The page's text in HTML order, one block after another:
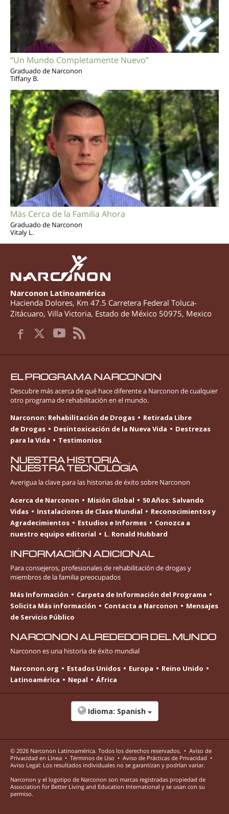
“Un Mundo Completamente Nuevo”
Graduado de Narconon
Tiffany B.
Más Cerca de la Familia Ahora
Graduado de Narconon
Vitaly L.
Narconon Latinoamérica
Hacienda Dolores, Km 47.5 Carretera Federal Toluca-
Zitácuaro, Villa Victoria, Estado de México 50975, Mexico
EL PROGRAMA NARCONON
Descubre más acerca de qué hace diferente a Narconon de cualquier
otro programa de rehabilitación en el mundo.
Narconon: Rehabilitación de Drogas
Retirada Libre
de Drogas
Desintoxicación de la Nueva Vida
Destrezas
para la Vida
Testimonios
NUESTRA HISTORIA.
NUESTRA TECNOLOGÍA
Averigua la clave para las historias de éxito sobre Narconon
Acerca de Narconon
Misión Global
50 Años: Salvando
Vidas
Instalaciones de Clase Mundial
Reconocimientos y
Agradecimientos
Estudios e Informes
Conozca a
nuestro equipo editorial
L. Ronald Hubbard
INFORMACIÓN ADICIONAL
Para consejeros, profesionales de rehabilitación de drogas y
miembros de la familia preocupados
Más Información
Carpeta de Información del Programa
Solicita Más información
Contacta a Narconon
Mensajes
de Servicio Público
NARCONON ALREDEDOR DEL MUNDO
Narconon es una historia de éxito mundial
Narconon.org
Estados Unidos Europa
Reino Unido
Latinoamérica
Nepal África
Idioma: Spanish
© 2026 Narconon Latinoamérica. Todos los derechos reservados. • Aviso de
Privacidad en Línea • Términos de Uso • Aviso de Prácticas de Privacidad •
Aviso Legal: Los resultados individuales no se garantizan y podrían variar.
Narconon y el logotipo de Narconon son marcas registradas propiedad de
Association for Better Living and Education International y se usan con su
permiso.